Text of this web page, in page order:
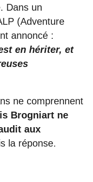
Dans un
(Adventure
annoncé :
en hériter, et
ne comprennent
Brogniart ne
aux
la réponse.